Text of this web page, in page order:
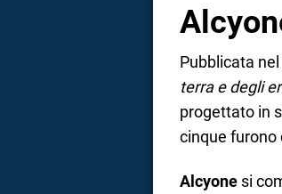
Pubblicata nel
terra e degli
progettato in
cinque furono
Alcyone si